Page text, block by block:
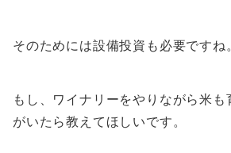
そのためには設備投資も必要ですね
もし、ワイナリーをやりながら米も
がいたら教えてほしいです。